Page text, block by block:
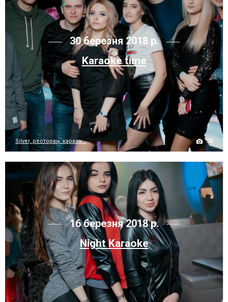
30 березня 2018 р.
Karaoke time
Silver, ресторан, караок... 28
16 березня 2018 р.
Night Karaoke